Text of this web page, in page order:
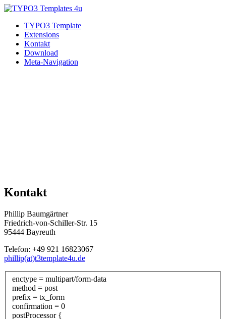
TYPO3 Template
Extensions
Kontakt
Download
Meta-Navigation
Kontakt
Phillip Baumgärtner
Friedrich-von-Schiller-Str. 15
95444 Bayreuth
Telefon: +49 921 16823067
phillip(at)t3template4u.de
enctype = multipart/form-data
method = post
prefix = tx_form
confirmation = 0
postProcessor {